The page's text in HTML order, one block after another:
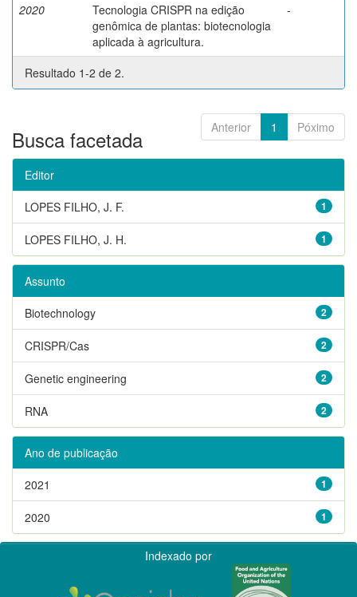
2020
Tecnologia CRISPR na edição
genômica de plantas: biotecnologia
aplicada à agricultura.
-
Resultado 1-2 de 2.
Anterior 1 Póximo
Busca facetada
Editor
1
LOPES FILHO, J. F.
1
LOPES FILHO, J. H.
Assunto
2
Biotechnology
2
CRISPR/Cas
2
Genetic engineering
2
RNA
Ano de publicação
1
2021
1
2020
Indexado por